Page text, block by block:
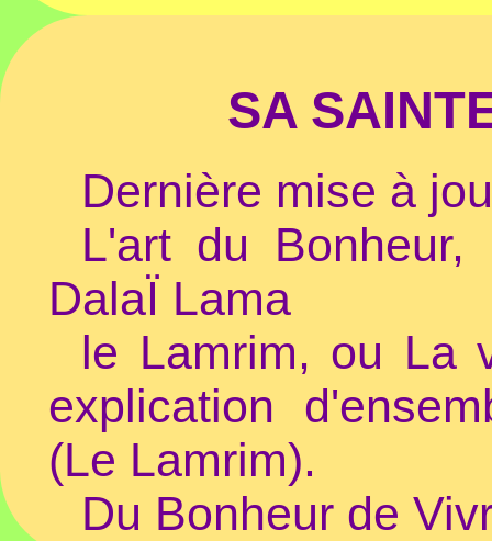
SA
Dernière mise à
L'art du
DalaÏ Lama
le Lamrim, ou La
explication
(Le Lamrim).
Du Bonheur de